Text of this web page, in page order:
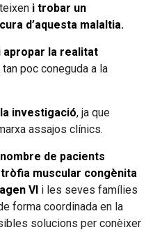
i trobar un
d’aquesta malaltia.
apropar la realitat
tan poc coneguda a la
investigació, ja que
assajos clínics.
de pacients
muscular congènita
VI i les seves famílies
forma coordinada en la
solucions per conèixer